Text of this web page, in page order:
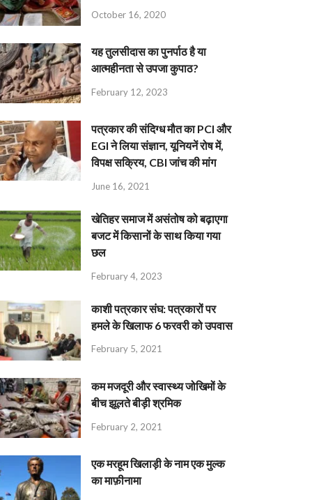
October 16, 2020
यह तुलसीदास का पुनर्पाठ है या
आत्महीनता से उपजा कुपाठ?
February 12, 2023
पत्रकार की संदिग्ध मौत का PCI और
EGI ने लिया संज्ञान, यूनियनें रोष में,
विपक्ष सक्रिय, CBI जांच की मांग
June 16, 2021
खेतिहर समाज में असंतोष को बढ़ाएगा
बजट में किसानों के साथ किया गया
छल
February 4, 2023
काशी पत्रकार संघ: पत्रकारों पर
हमले के खिलाफ 6 फरवरी को उपवास
February 5, 2021
कम मजदूरी और स्वास्थ्य जोखिमों के
बीच झूलते बीड़ी श्रमिक
February 2, 2021
एक मरहूम खिलाड़ी के नाम एक मुल्क
का माफ़ीनामा